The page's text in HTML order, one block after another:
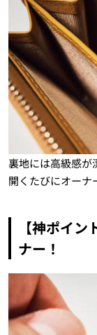
裏地には高級感が
開くたびにオーナ
【神ポイ
ナー！